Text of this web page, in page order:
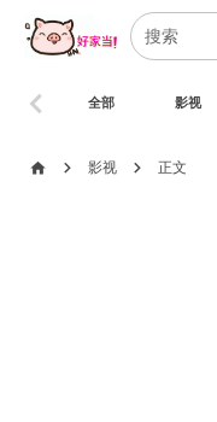
全部 影视
chevron_left
home chevron_right 影视 chevron_right 正文